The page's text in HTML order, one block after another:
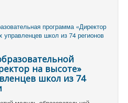
на высоте»
школ из 74